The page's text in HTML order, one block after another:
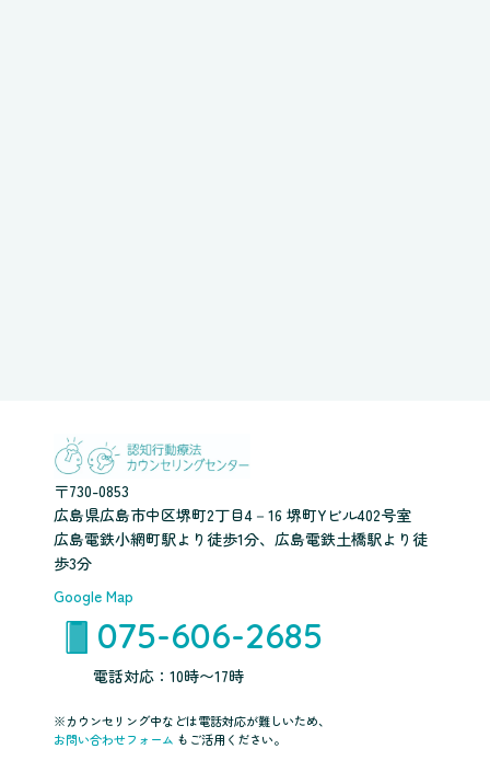
〒730-0853
広島県広島市中区堺町2丁目4－16 堺町Yビル402号室
広島電鉄小網町駅より徒歩1分、広島電鉄土橋駅より徒
歩3分
Google Map
075-606-2685
電話対応：10時〜17時
※カウンセリング中などは電話対応が難しいため、
お問い合わせフォーム もご活用ください。